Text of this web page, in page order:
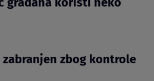
zabranjen zbog kontrole